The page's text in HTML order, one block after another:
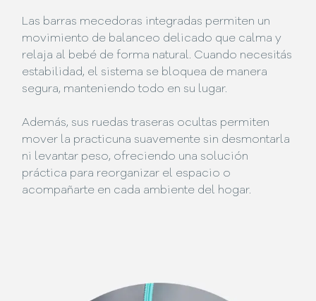
Las barras mecedoras integradas permiten un
movimiento de balanceo delicado que calma y
relaja al bebé de forma natural. Cuando necesitás
estabilidad, el sistema se bloquea de manera
segura, manteniendo todo en su lugar.
Además, sus ruedas traseras ocultas permiten
mover la practicuna suavemente sin desmontarla
ni levantar peso, ofreciendo una solución
práctica para reorganizar el espacio o
acompañarte en cada ambiente del hogar.